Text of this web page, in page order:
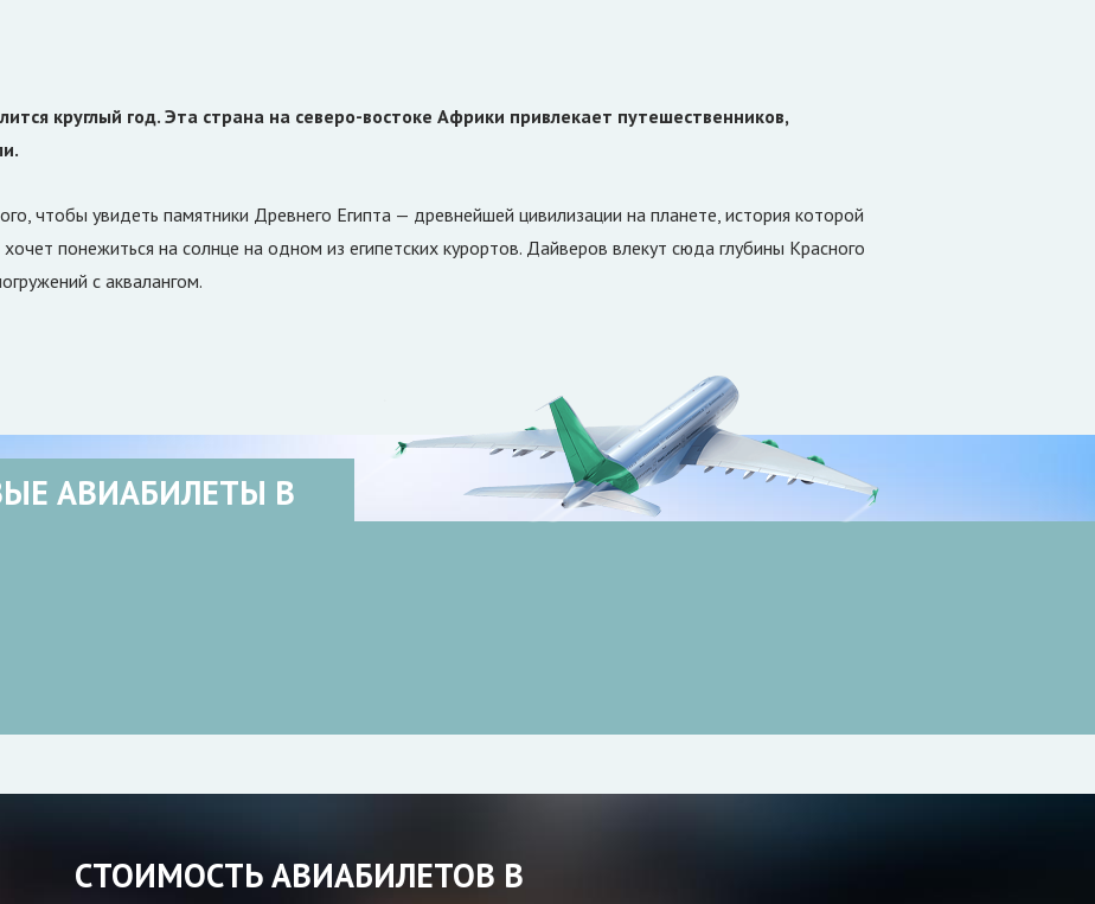
круглый год. Эта страна на северо-востоке Африки привлекает путешественников,
чтобы увидеть памятники Древнего Египта — древнейшей цивилизации на планете, история которой
понежиться на солнце на одном из египетских курортов. Дайверов влекут сюда глубины Красного
с аквалангом.
АВИАБИЛЕТЫ В
СТОИМОСТЬ АВИАБИЛЕТОВ В